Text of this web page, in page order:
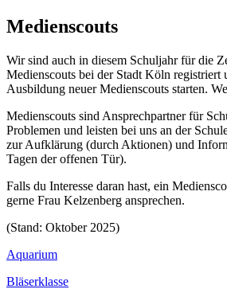
Medienscouts
Wir sind auch in diesem Schuljahr für die
Medienscouts bei der Stadt Köln registriert
Ausbildung neuer Medienscouts starten.
Medienscouts sind Ansprechpartner für
Problemen und leisten bei uns an der
zur Aufklärung (durch Aktionen) und
Tagen der offenen Tür).
Falls du Interesse daran hast, ein
gerne Frau Kelzenberg ansprechen.
(Stand: Oktober 2025)
Aquarium
Bläserklasse